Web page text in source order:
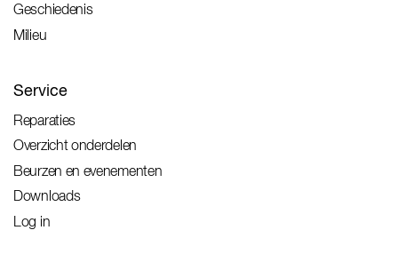
Geschiedenis
Milieu
Service
Reparaties
Overzicht onderdelen
Beurzen en evenementen
Downloads
Log in